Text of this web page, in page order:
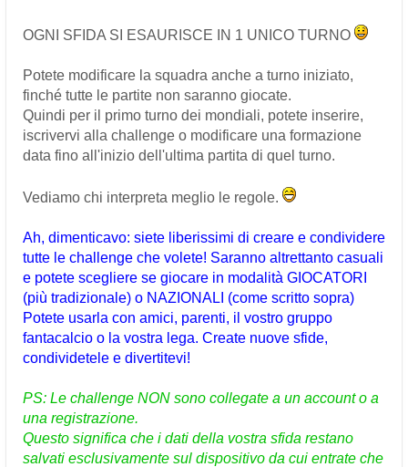
OGNI SFIDA SI ESAURISCE IN 1 UNICO TURNO
Potete modificare la squadra anche a turno iniziato,
finché tutte le partite non saranno giocate.
Quindi per il primo turno dei mondiali, potete inserire,
iscrivervi alla challenge o modificare una formazione
data fino all'inizio dell'ultima partita di quel turno.
Vediamo chi interpreta meglio le regole.
Ah, dimenticavo: siete liberissimi di creare e condividere
tutte le challenge che volete! Saranno altrettanto casuali
e potete scegliere se giocare in modalità GIOCATORI
(più tradizionale) o NAZIONALI (come scritto sopra)
Potete usarla con amici, parenti, il vostro gruppo
fantacalcio o la vostra lega. Create nuove sfide,
condividetele e divertitevi!
PS: Le challenge NON sono collegate a un account o a
una registrazione.
Questo significa che i dati della vostra sfida restano
salvati esclusivamente sul dispositivo da cui entrate che